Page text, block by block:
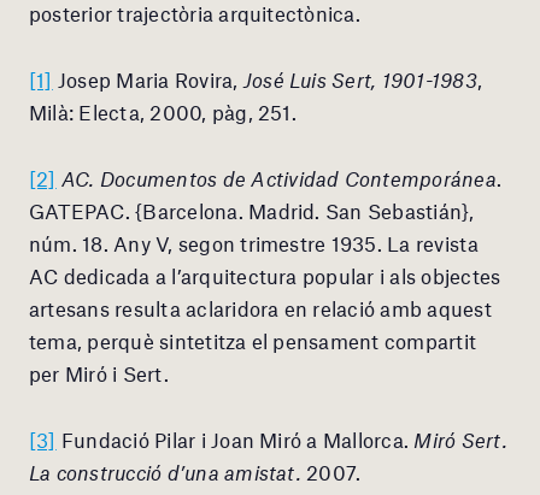
posterior trajectòria arquitectònica.
[1] Josep Maria Rovira, José Luis Sert, 1901-1983,
Milà: Electa, 2000, pàg, 251.
[2] AC. Documentos de Actividad Contemporánea.
GATEPAC. {Barcelona. Madrid. San Sebastián},
núm. 18. Any V, segon trimestre 1935. La revista
AC dedicada a l’arquitectura popular i als objectes
artesans resulta aclaridora en relació amb aquest
tema, perquè sintetitza el pensament compartit
per Miró i Sert.
[3] Fundació Pilar i Joan Miró a Mallorca. Miró Sert.
La construcció d’una amistat. 2007.